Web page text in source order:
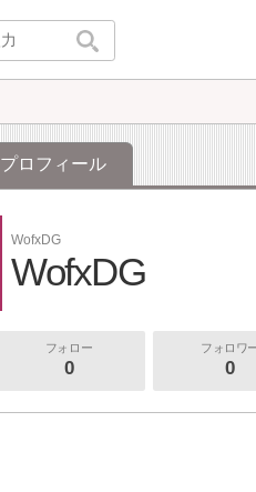
プロフィール
WofxDG
WofxDG
フォロー
0
フォロワ
0